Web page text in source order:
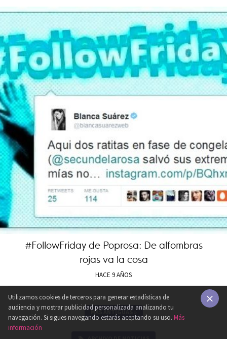
#FollowFriday de Poprosa: De alfombras
rojas va la cosa
HACE 9 AÑOS
MÁS ANTIGUAS »
Utilizamos cookies de terceros para generar estadísticas de
audiencia y mostrar publicidad personalizada analizando tu
navegación. Si sigues navegando estarás aceptando su uso. Más
información